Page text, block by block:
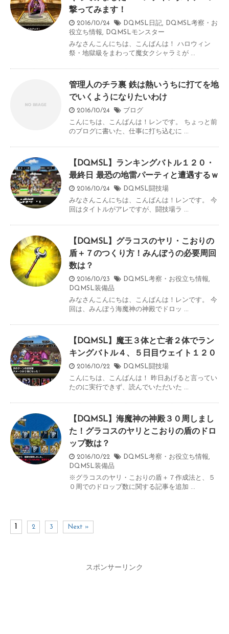
撃ってみます！
2016/10/24 DQMSL日記,
DQMSL考察・お
役立ち情報,
DQMSLモンスター
みなさんこんにちは、こんばんは！ ハロウィン
祭・地獄級をまわって魔女クシャラミが ...
管理人のチラ裏 鉄は熱いうちに打てを地
でいくようになりたいわけ
2016/10/24
ブログ
こんにちは、こんばんは！レンです。 ちょっと前
のブログに書いた、仕事に打ち込むに ...
【DQMSL】ランキングバトル１２０・
最終日 最恐の地雷パーティと遭遇するｗ
2016/10/24
DQMSL闘技場
みなさんこんにちは、こんばんは！レンです。 今
回はタイトルがアレですが、闘技場ラ ...
【DQMSL】グラコスのヤリ・こおりの
盾＋７のつくり方！みんぼうの必要周回
数は？
2016/10/23 DQMSL考察・お役立ち情報,
DQMSL装備品
みなさんこんにちは、こんばんは！レンです。 今
回は、みんぼう海魔神の神殿でドロッ ...
【DQMSL】魔王３体と亡者２体でラン
キングバトル４、５日目ウェイト１２０
2016/10/22
DQMSL闘技場
こんにちは、こんばんは！ 昨日あげると言ってい
たのに実行できず、読んでいただいた ...
【DQMSL】海魔神の神殿３０周しまし
た！グラコスのヤリとこおりの盾のドロ
ップ数は？
2016/10/22 DQMSL考察・お役立ち情報,
DQMSL装備品
※グラコスのヤリ・こおりの盾＋７作成法と、５
０周でのドロップ数に関する記事を追加 ...
1 2 3 Next »
スポンサーリンク